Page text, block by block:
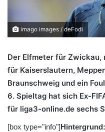
imago images / deFodi
Der Elfmeter für
für Kaiserslautern,
Braunschweig und ein
6. Spieltag hat sich Ex-
für liga3-online.de sechs
[box type="info"]Hintergrund: